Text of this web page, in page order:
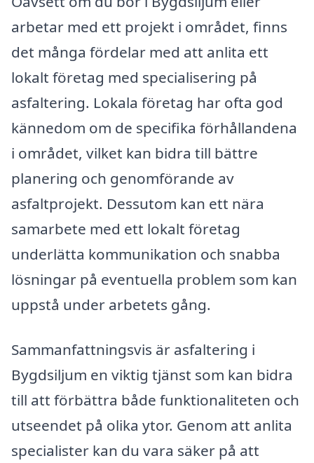
arbetar med ett projekt i området, finns
det många fördelar med att anlita ett
lokalt företag med specialisering på
asfaltering. Lokala företag har ofta god
kännedom om de specifika förhållandena
i området, vilket kan bidra till bättre
planering och genomförande av
asfaltprojekt. Dessutom kan ett nära
samarbete med ett lokalt företag
underlätta kommunikation och snabba
lösningar på eventuella problem som kan
uppstå under arbetets gång.
Sammanfattningsvis är asfaltering i
Bygdsiljum en viktig tjänst som kan bidra
till att förbättra både funktionaliteten och
utseendet på olika ytor. Genom att anlita
specialister kan du vara säker på att